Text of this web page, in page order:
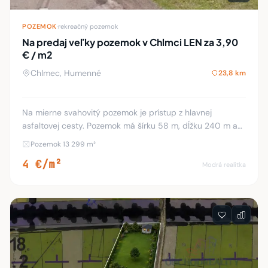
POZEMOK rekreačný pozemok
Na predaj veľky pozemok v Chlmci LEN za 3,90
€ / m2
Chlmec, Humenné 23,8 km
Na mierne svahovitý pozemok je prístup z hlavnej
asfaltovej cesty. Pozemok má šírku 58 m, dĺžku 240 m a
stredom pozemku tečie potok. Moje referenice -
Pozemok 13 299 m²
4 €/m² Modrá realitka